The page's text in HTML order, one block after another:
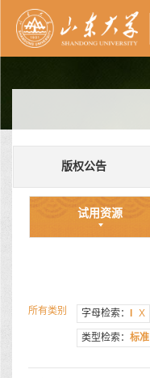
版权公告
试用资源
所有类别 字母检索： X
类型检索： 标准